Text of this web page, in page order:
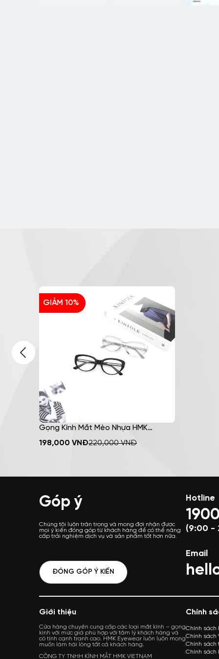
GIẢM 10%
MUA NGAY
Gọng Kính Mắt Mèo Nhựa HMK
Eyewear Thời Trang – MM8424
198,000 VNĐ220,000VNĐ
Góp ý
Chúng tôi luôn trân trọng và mong đợi nhận được
mọi ý kiến đóng góp từ khách hàng để có thể nâng
cấp trải nghiệm dịch vụ và sản phẩm tốt hơn nữa.
ĐÓNG GÓP Ý KIẾN
Hotline
(9:00 -
Email
Giới thiệu
Cửa hàng chuyên cung cấp các loại mắt kính – gọng
kính với mức giá phù hợp với tâm lý khách hàng và
có tính cạnh tranh cao. HMK Eyewear luôn luôn mong
muốn làm hài lòng tất cả khách hàng.
CÔNG TY TNHH KÍNH MẮT HMK VIETNAM
Chính
Chính sách
Chính sách
Chính sách
Chính sách